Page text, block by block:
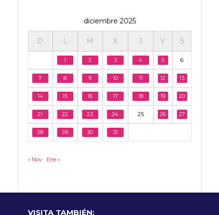
diciembre 2025
D L M X J V S
1 2 3 4 5 6
7 8 9 10 11 12 13
14 15 16 17 18 19 20
21 22 23 24 25 26 27
28 29 30 31
« Nov Ene »
VISITA TAMBIÉN: